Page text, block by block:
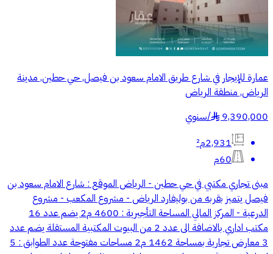
عمارة للإيجار في شارع طريق الامام سعود بن فيصل, حي حطين, مدينة
الرياض, منطقة الرياض
9,390,000
§
/سنوي
2,931م²
60م
مبنى تجاري مكتبي في حي حطين - الرياض الموقع : شارع الامام سعود بن
فيصل يتميز بقربه من بوليفارد الرياض - مشروع المكعب - مشروع
الدرعية - المركز المالي المساحة التأجيرية : 4600 م2 يضم عدد 16
مكتب اداري بالاضافة الى عدد 2 من البيوت المكتبية المستقلة يضم عدد
3 معارض تجارية بمساحة 1462 م2 مساحات مفتوحة عدد الطوابق : 5